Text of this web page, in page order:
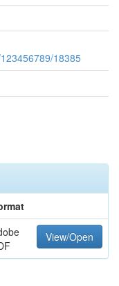
18385
View/Open